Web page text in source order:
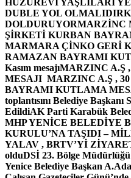
HUZUREVİ YAŞLILARI
DUBLE YOL OLMALIDIR
DOLDURUYORMARZİNC
ŞİRKETİ KURBAN
MARMARA ÇİNKO GERİ
RAMAZAN BAYRAMI
Kasım mesajıMARZINC A.Ş
MESAJI MARZINC A.Ş ,
BAYRAMI KUTLAMA
toplantısını Belediye Başkanı
EdildiAK Parti Karabük
MHP YENİCE BELEDİYE
KURULU’NA TAŞIDI –
YALAV , BRTV’Yİ
olduDSİ 23. Bölge Müdürlüğü
Yenice Belediye Başkan